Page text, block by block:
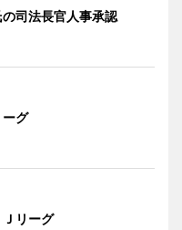
司法長官人事承認
グ
リーグ